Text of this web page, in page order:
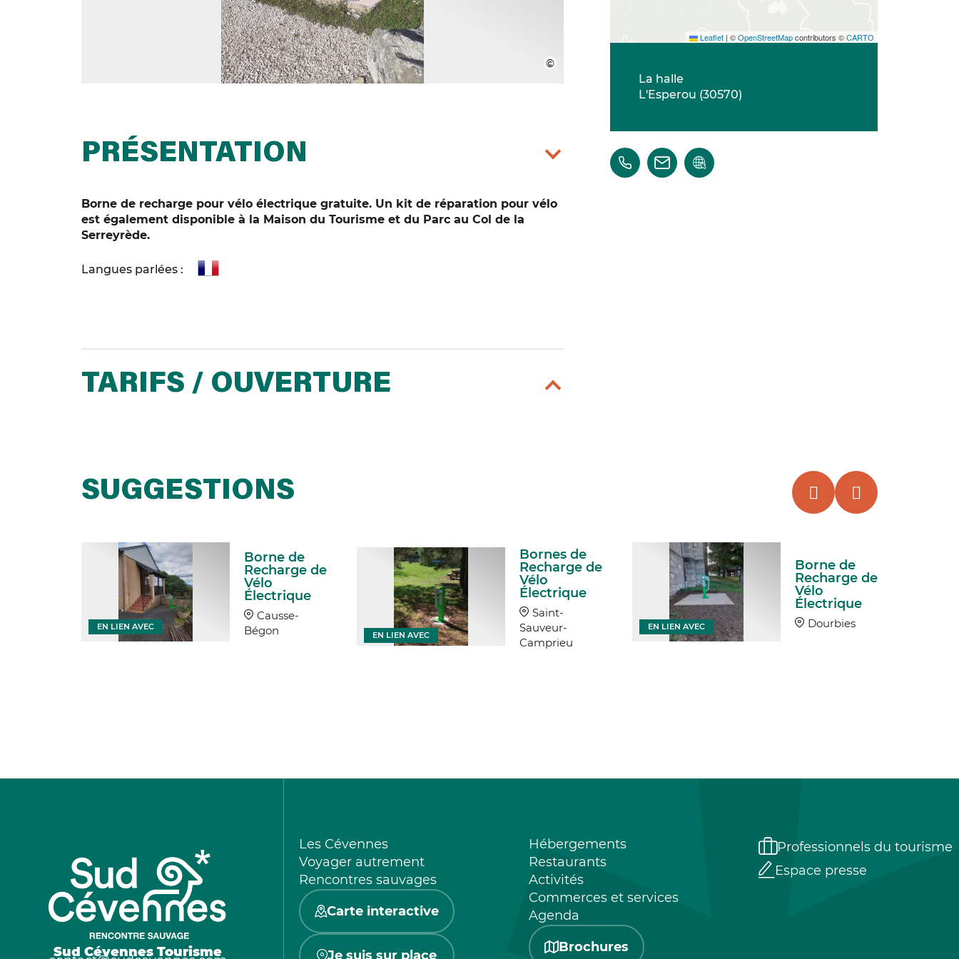
PRÉSENTATION
Borne de recharge pour vélo électrique gratuite. Un kit de réparation pour vélo
est également disponible à la Maison du Tourisme et du Parc au Col de la
Serreyrède.
Langues parlées :
TARIFS / OUVERTURE
Leaflet | ©OpenStreetMapcontributors ©CARTO
La halle
L'Esperou (30570)
SUGGESTIONS
Borne de
Recharge de
Vélo
Électrique
Causse-
Bégon
EN LIEN AVEC
Bornes de
Recharge de
Vélo
Électrique
Saint-
Sauveur-
Camprieu
EN LIEN AVEC
Borne de
Recharge de
Vélo
Électrique
Dourbies
EN LIEN AVEC
Sud Cévennes Tourisme
Les Cévennes
Voyager autrement
Rencontres sauvages
Carte interactive
Je suis sur place
Hébergements
Restaurants
Activités
Commerces et services
Agenda
Brochures
Professionnels du tourisme
Espace presse